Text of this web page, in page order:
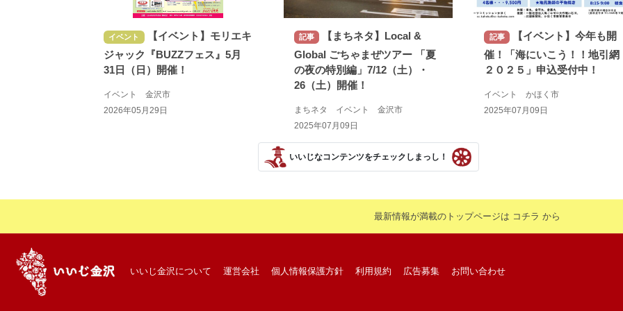
イベント
【イベント】モリエキ
ジャック『BUZZフェス』5月
31日（日）開催！
イベント 金沢市
2026年05月29日
記事
【まちネタ】Local &
Global ごちゃまぜツアー 「夏
の夜の特別編」7/12（土）・
26（土）開催！
まちネタ イベント 金沢市
2025年07月09日
記事
【イベント】今年も開
催！「海にいこう！！地引
２０２５」申込受付中！
イベント かほく市
2025年07月09日
いいじなコンテンツをチェックしまっし！
最新情報が満載のトップページは コチラ から
いいじ金沢について 運営会社 個人情報保護方針 利用規約 広告募集 お問い合わせ